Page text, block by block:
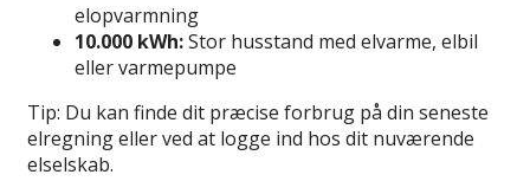
elopvarmning
10.000 kWh:Stor husstand med elvarme, elbil
eller varmepumpe
Tip: Du kan finde dit præcise forbrug på din seneste
elregning eller ved at logge ind hos dit nuværende
elselskab.